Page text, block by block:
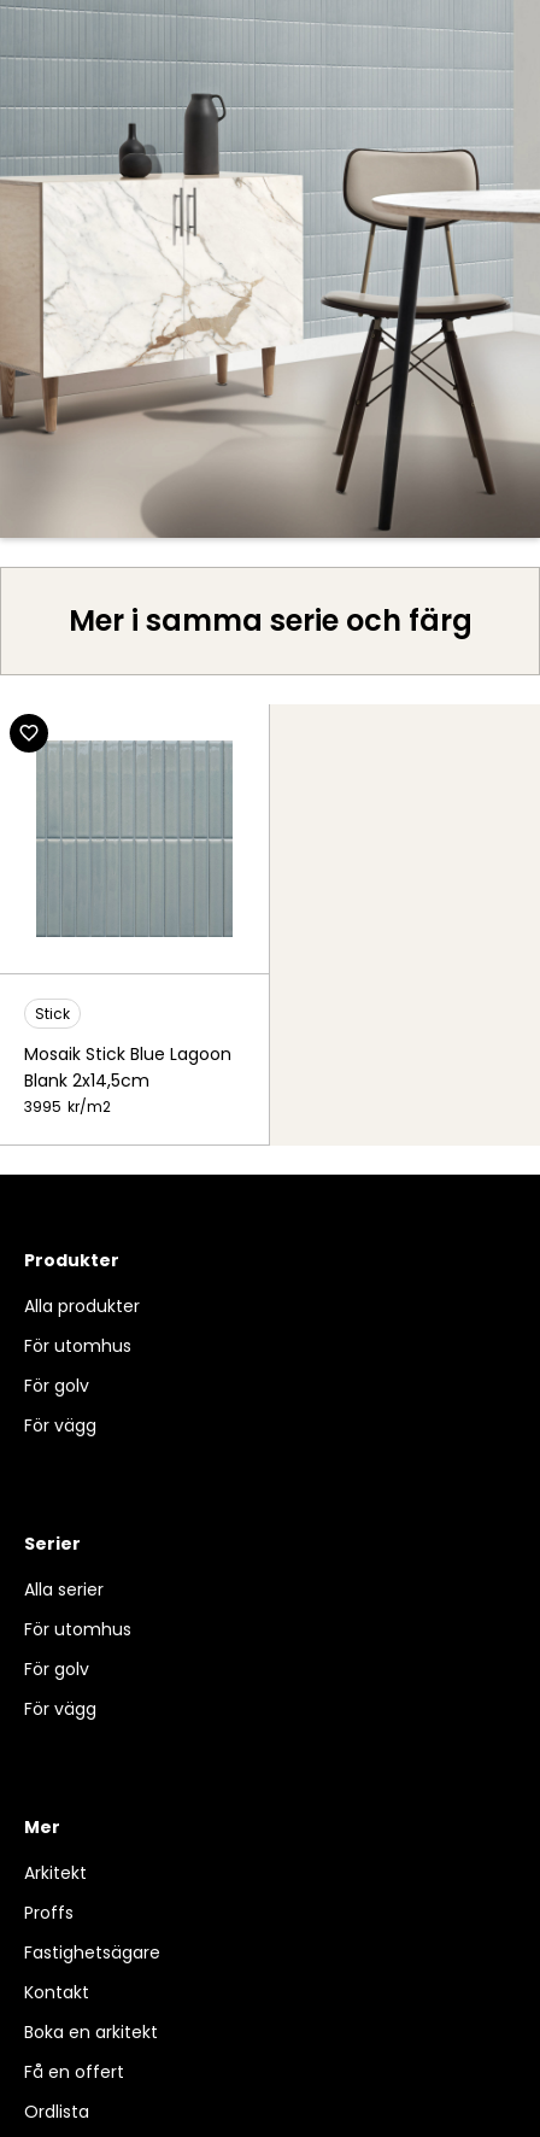
Mer i samma serie och färg
Stick
Mosaik Stick Blue Lagoon
Blank 2x14,5cm
3995 kr/m2
Produkter
Alla produkter
För utomhus
För golv
För vägg
Serier
Alla serier
För utomhus
För golv
För vägg
Mer
Arkitekt
Proffs
Fastighetsägare
Kontakt
Boka en arkitekt
Få en offert
Ordlista